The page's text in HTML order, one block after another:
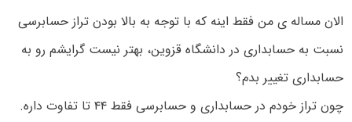
الان مساله ی من فقط اینه که با توجه به بالا بودن تراز حسابرسی
نسبت به حسابداری در دانشگاه قزوین، بهتر نیست گرایشم رو به
حسابداری تغییر بدم؟
چون تراز خودم در حسابداری و حسابرسی فقط ۴۴ تا تفاوت داره.